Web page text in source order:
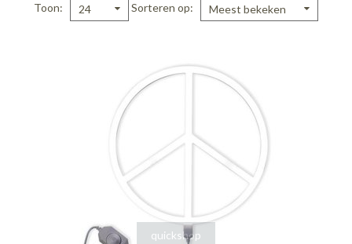
Toon 24 Sorteren op Meest bekeken
quickshop